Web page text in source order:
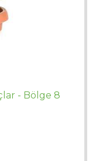
- Bölge 8